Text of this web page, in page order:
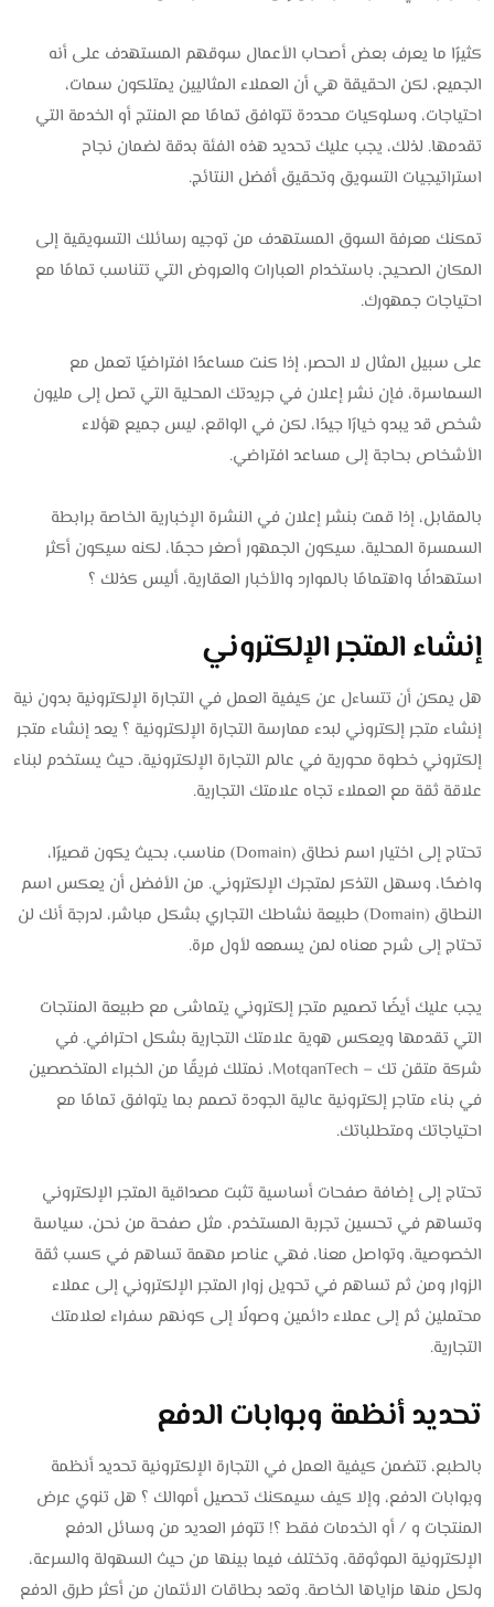
كثيرًا ما يعرف بعض أصحاب الأعمال سوقهم المستهدف على أنه
الجميع، لكن الحقيقة هي أن العملاء المثاليين يمتلكون سمات،
احتياجات، وسلوكيات محددة تتوافق تمامًا مع المنتج أو الخدمة التي
تقدمها. لذلك، يجب عليك تحديد هذه الفئة بدقة لضمان نجاح
استراتيجيات التسويق وتحقيق أفضل النتائج.
تمكنك معرفة السوق المستهدف من توجيه رسائلك التسويقية إلى
المكان الصحيح، باستخدام العبارات والعروض التي تتناسب تمامًا مع
احتياجات جمهورك.
على سبيل المثال لا الحصر، إذا كنت مساعدًا افتراضيًا تعمل مع
السماسرة، فإن نشر إعلان في جريدتك المحلية التي تصل إلى مليون
شخص قد يبدو خيارًا جيدًا، لكن في الواقع، ليس جميع هؤلاء
الأشخاص بحاجة إلى مساعد افتراضي.
بالمقابل، إذا قمت بنشر إعلان في النشرة الإخبارية الخاصة برابطة
السمسرة المحلية، سيكون الجمهور أصغر حجمًا، لكنه سيكون أكثر
استهدافًا واهتمامًا بالموارد والأخبار العقارية، أليس كذلك ؟
إنشاء المتجر الإلكتروني
هل يمكن أن تتساءل عن كيفية العمل في التجارة الإلكترونية بدون نية
إنشاء متجر إلكتروني لبدء ممارسة التجارة الإلكترونية ؟ يعد إنشاء متجر
إلكتروني خطوة محورية في عالم التجارة الإلكترونية، حيث يستخدم لبناء
علاقة ثقة مع العملاء تجاه علامتك التجارية.
تحتاج إلى اختيار اسم نطاق (Domain) مناسب، بحيث يكون قصيرًا،
واضحًا، وسهل التذكر لمتجرك الإلكتروني. من الأفضل أن يعكس اسم
النطاق (Domain) طبيعة نشاطك التجاري بشكل مباشر، لدرجة أنك لن
تحتاج إلى شرح معناه لمن يسمعه لأول مرة.
يجب عليك أيضًا تصميم متجر إلكتروني يتماشى مع طبيعة المنتجات
التي تقدمها ويعكس هوية علامتك التجارية بشكل احترافي. في
شركة متقن تك – MotqanTech، نمتلك فريقًا من الخبراء المتخصصين
في بناء متاجر إلكترونية عالية الجودة تصمم بما يتوافق تمامًا مع
احتياجاتك ومتطلباتك.
تحتاج إلى إضافة صفحات أساسية تثبت مصداقية المتجر الإلكتروني
وتساهم في تحسين تجربة المستخدم، مثل صفحة من نحن، سياسة
الخصوصية، وتواصل معنا، فهي عناصر مهمة تساهم في كسب ثقة
الزوار ومن ثم تساهم في تحويل زوار المتجر الإلكتروني إلى عملاء
محتملين ثم إلى عملاء دائمين وصولًا إلى كونهم سفراء لعلامتك
التجارية.
تحديد أنظمة وبوابات الدفع
بالطبع، تتضمن كيفية العمل في التجارة الإلكترونية تحديد أنظمة
وبوابات الدفع، وإلا كيف سيمكنك تحصيل أموالك ؟ هل تنوي عرض
المنتجات و / أو الخدمات فقط ؟! تتوفر العديد من وسائل الدفع
الإلكترونية الموثوقة، وتختلف فيما بينها من حيث السهولة والسرعة،
ولكل منها مزاياها الخاصة. وتعد بطاقات الائتمان من أكثر طرق الدفع